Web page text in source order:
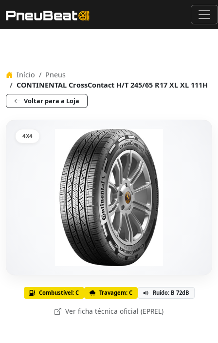
Início
Pneus
CONTINENTAL CrossContact H/T 245/65 R17 XL XL 111H
Voltar para a Loja
4X4
Combustível: C Travagem: C Ruído: B 72dB
Ver ficha técnica oficial (EPREL)